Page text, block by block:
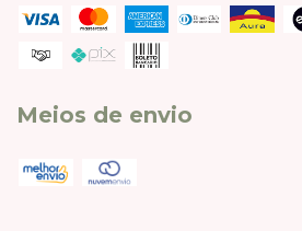
Meios de envio